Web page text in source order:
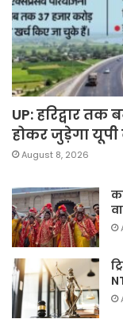
UP: हरिद्वार
होकर जुड़ेगा यूपी
August 8, 2026